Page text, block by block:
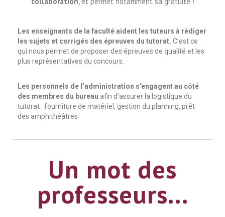
Les enseignants de la faculté aident les tuteurs à rédiger
les sujets et corrigés des épreuves du tutorat. C’est ce
qui nous permet de proposer des épreuves de qualité et les
plus représentatives du concours.
Les personnels de l’administration s’engagent au côté
des membres du bureau afin d’assurer la logistique du
tutorat : fourniture de matériel, gestion du planning, prêt
des amphithéâtres
Un mot des
professeurs...